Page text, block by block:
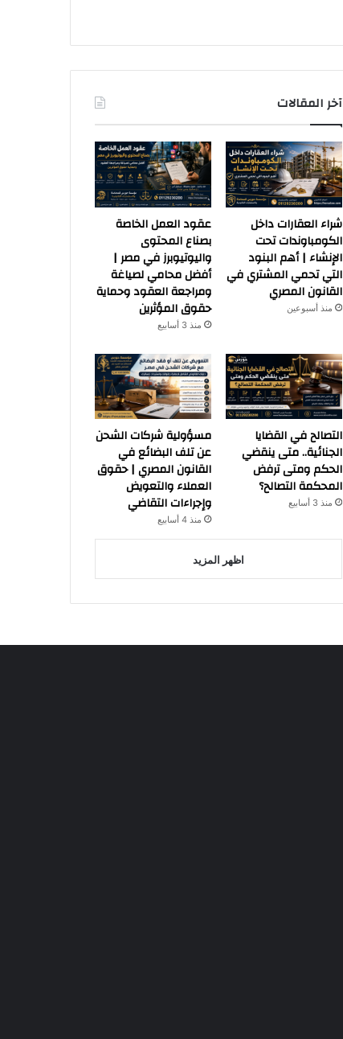
آخر المقالات
شراء العقارات داخل
الكومباوندات تحت
الإنشاء | أهم البنود
التي تحمي المشتري في
القانون المصري
منذ أسبوعين
عقود العمل الخاصة
بصناع المحتوى
واليوتيوبرز في مصر |
أفضل محامي لصياغة
ومراجعة العقود وحماية
حقوق المؤثرين
منذ 3 أسابيع
التصالح في القضايا
الجنائية.. متى ينقضي
الحكم ومتى ترفض
المحكمة التصالح؟
منذ 3 أسابيع
مسؤولية شركات الشحن
عن تلف البضائع في
القانون المصري | حقوق
العملاء والتعويض
وإجراءات التقاضي
منذ 4 أسابيع
اظهر المزيد